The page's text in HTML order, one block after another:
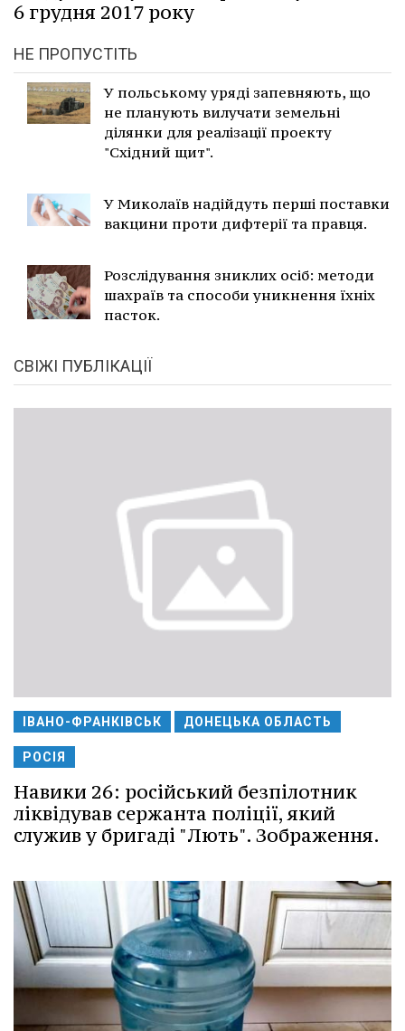
6 грудня 2017 року
НЕ ПРОПУСТІТЬ
У польському уряді запевняють, що
не планують вилучати земельні
ділянки для реалізації проекту
"Східний щит".
У Миколаїв надійдуть перші поставки
вакцини проти дифтерії та правця.
Розслідування зниклих осіб: методи
шахраїв та способи уникнення їхніх
пасток.
СВІЖІ ПУБЛІКАЦІЇ
ІВАНО-ФРАНКІВСЬК ДОНЕЦЬКА ОБЛАСТЬ
РОСІЯ
Навики 26: російський безпілотник
ліквідував сержанта поліції, який
служив у бригаді "Лють". Зображення.